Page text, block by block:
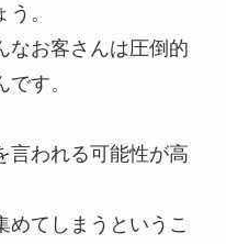
。
なお客さんは圧倒的
す。
言われる可能性が高
めてしまうというこ